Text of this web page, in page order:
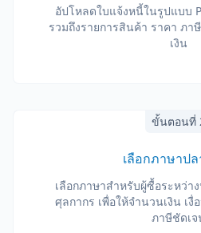
อัปโหลดใบแจ้งหนี้ในรูปแบบ
รวมถึงรายการสินค้า ราคา ภา
เงิน
ขั้นตอนที่
เลือกภาษาป
เลือกภาษาสำหรับผู้ซื้อระหว่า
ศุลกากร เพื่อให้จำนวนเงิน เงื่
ภาษีชัดเจ